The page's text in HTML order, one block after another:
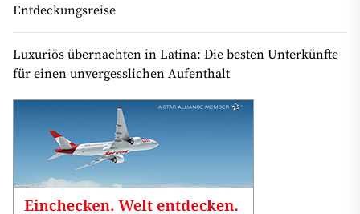
Entdeckungsreise
Luxuriös übernachten in Latina: Die besten Unterkünfte
für einen unvergesslichen Aufenthalt